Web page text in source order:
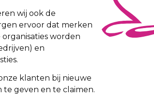
wij ook de
ervoor dat merken
worden
en
klanten bij nieuwe
geven en te claimen.